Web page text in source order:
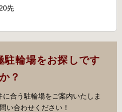
先
駐輪場をお探しです
か？
合う駐輪場をご案内いたしま
い合わせください！